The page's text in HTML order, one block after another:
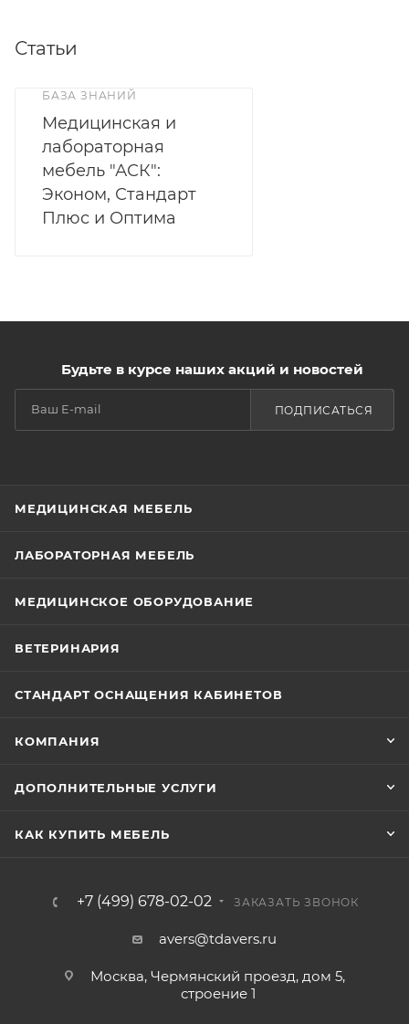
Статьи
БАЗА ЗНАНИЙ
Медицинская и
лабораторная
мебель "АСК":
Эконом, Стандарт
Плюс и Оптима
Будьте в курсе наших акций и новостей
ПОДПИСАТЬСЯ
МЕДИЦИНСКАЯ МЕБЕЛЬ
ЛАБОРАТОРНАЯ МЕБЕЛЬ
МЕДИЦИНСКОЕ ОБОРУДОВАНИЕ
ВЕТЕРИНАРИЯ
СТАНДАРТ ОСНАЩЕНИЯ КАБИНЕТОВ
КОМПАНИЯ
ДОПОЛНИТЕЛЬНЫЕ УСЛУГИ
КАК КУПИТЬ МЕБЕЛЬ
+7 (499) 678-02-02 ЗАКАЗАТЬ ЗВОНОК
avers@tdavers.ru
Москва, Чермянский проезд, дом 5,
строение 1